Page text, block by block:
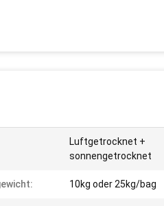
Luftgetrocknet +
sonnengetrocknet
10kg oder 25kg/bag